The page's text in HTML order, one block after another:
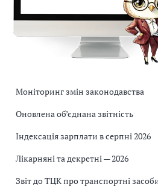
Моніторинг змін законодавства
Оновлена об’єднана звітність
Індексація зарплати в серпні 2026
Лікарняні та декретні — 2026
Звіт до ТЦК про транспортні